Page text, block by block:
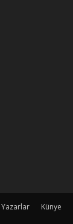
Yazarlar Künye